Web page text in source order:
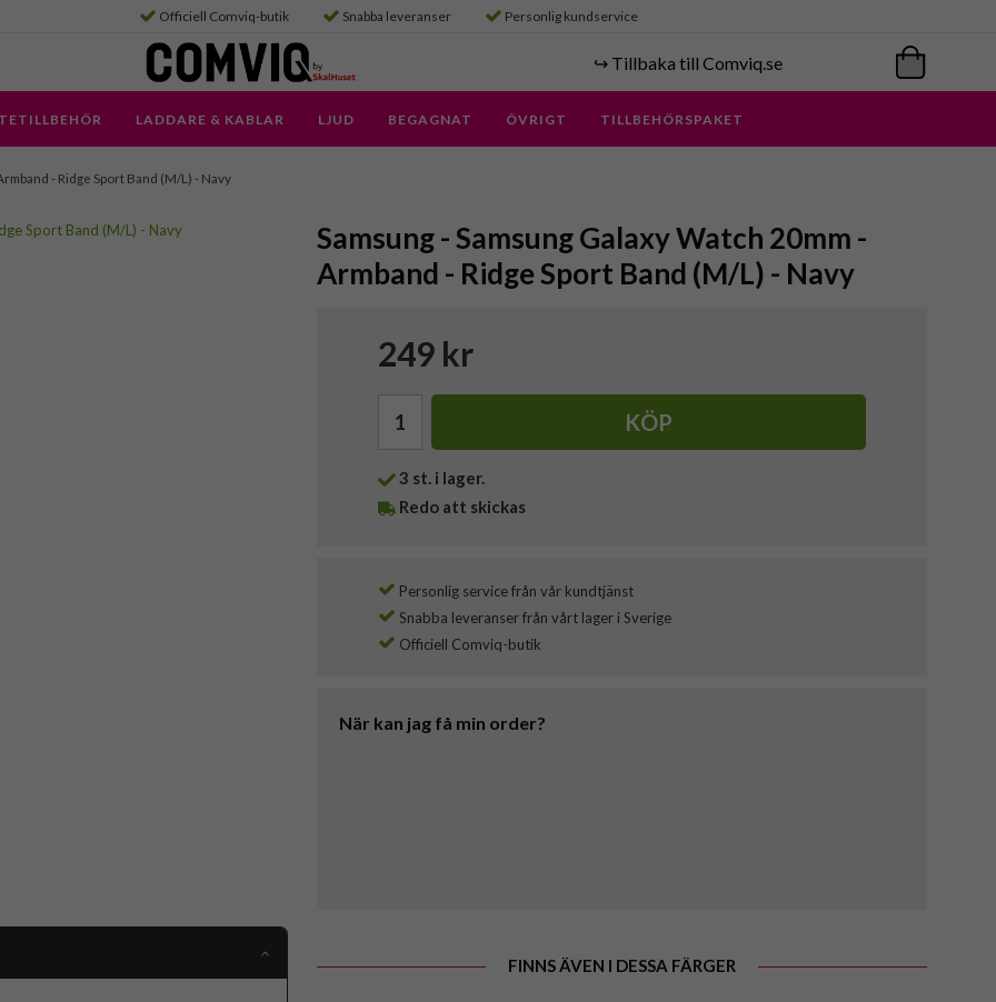
Officiell Comviq-butik Snabba leveranser Personlig kundservice
↪️ Tillbaka till Comviq.se
LADDARE & KABLAR LJUD BEGAGNAT ÖVRIGT TILLBEHÖRSPAKET
- Ridge Sport Band (M/L) - Navy
Samsung - Samsung Galaxy Watch 20mm -
Armband - Ridge Sport Band (M/L) - Navy
249 kr
KÖP
3 st. i lager.
Redo att skickas
Personlig service från vår kundtjänst
Snabba leveranser från vårt lager i Sverige
Officiell Comviq-butik
När kan jag få min order?
FINNS ÄVEN I DESSA FÄRGER